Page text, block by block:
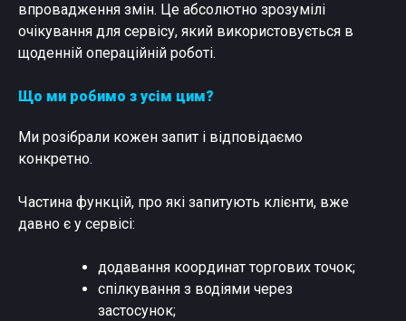
впровадження змін. Це абсолютно зрозумілі
очікування для сервісу, який використовується в
щоденній операційній роботі.
Що ми робимо з усім цим?
Ми розібрали кожен запит і відповідаємо
конкретно.
Частина функцій, про які запитують клієнти, вже
давно є у сервісі:
додавання координат торгових точок;
спілкування з водіями через
застосунок;